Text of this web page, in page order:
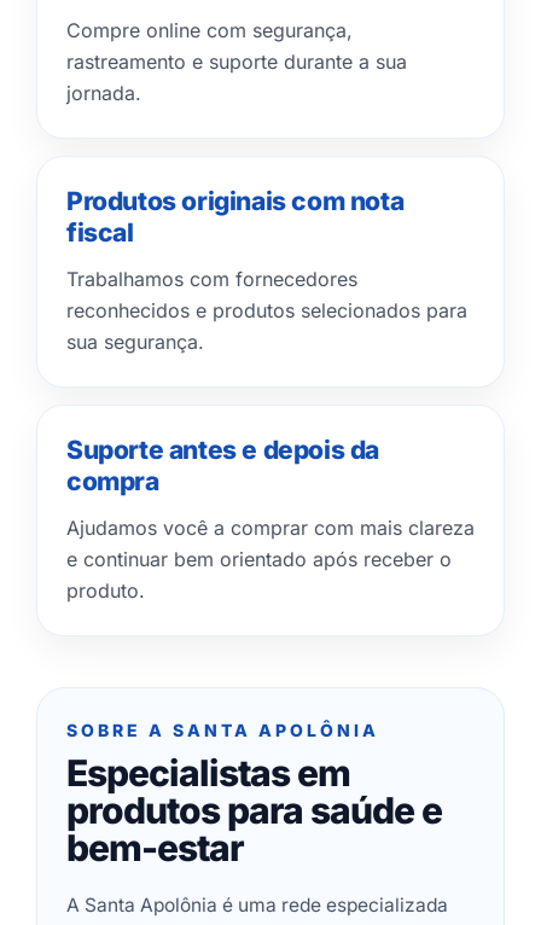
Compre online com segurança,
rastreamento e suporte durante a sua
jornada.
Produtos originais com nota
fiscal
Trabalhamos com fornecedores
reconhecidos e produtos selecionados para
sua segurança.
Suporte antes e depois da
compra
Ajudamos você a comprar com mais clareza
e continuar bem orientado após receber o
produto.
SOBRE A SANTA APOLÔNIA
Especialistas em
produtos para saúde e
bem-estar
A Santa Apolônia é uma rede especializada